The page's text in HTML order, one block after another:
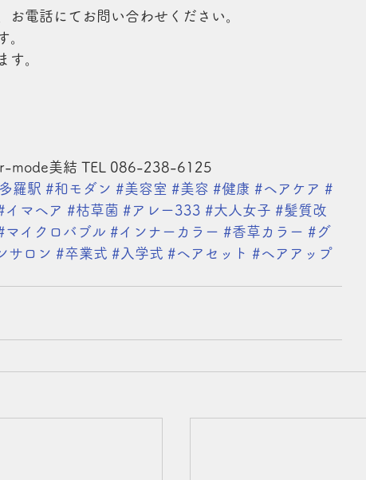
お電話にてお問い合わせください。
。
す。
mode美結 TEL 086-238-6125
羅駅 #和モダン #美容室 #美容 #健康 #ヘアケア #
イマヘア #枯草菌 #アレー333 #大人女子 #髪質改
マイクロバブル #インナーカラー #香草カラー #グ
サロン #卒業式 #入学式 #ヘアセット #ヘアアップ